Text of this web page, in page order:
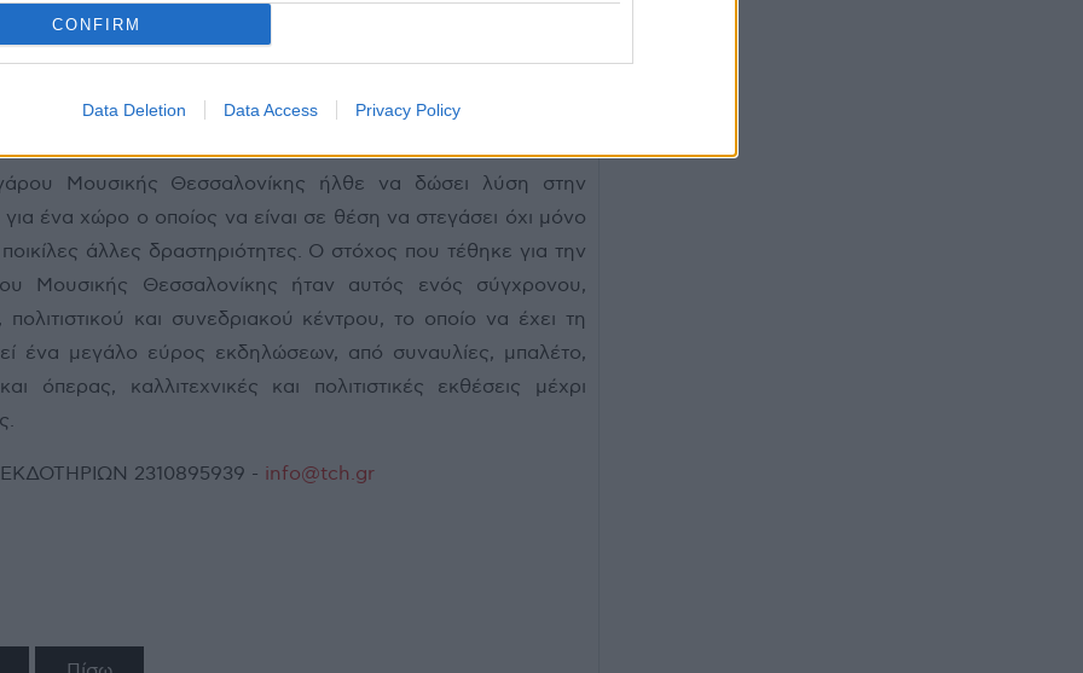
CONFIRM
Data Deletion Data Access Privacy Policy
(μειωμένο)
τον χώρο - Μέγαρο Μουσικής
Μουσικής Θεσσαλονίκης ήλθε να δώσει λύση στην
ένα χώρο ο οποίος να είναι σε θέση να στεγάσει όχι μόνο
ποικίλες άλλες δραστηριότητες. Ο στόχος που τέθηκε για την
Μουσικής Θεσσαλονίκης ήταν αυτός ενός σύγχρονου,
και συνεδριακού κέντρου, το οποίο να έχει τη
ένα μεγάλο εύρος εκδηλώσεων, από συναυλίες, μπαλέτο,
όπερας, καλλιτεχνικές και πολιτιστικές εκθέσεις μέχρι
2310895939 - info@tch.gr